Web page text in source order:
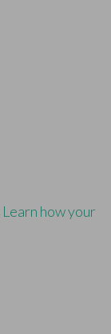
Learn how your